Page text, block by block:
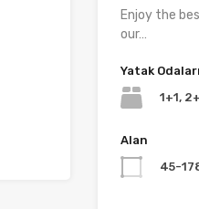
Enjoy the
our…
Yatak Odaları
1+1,
Alan
45-